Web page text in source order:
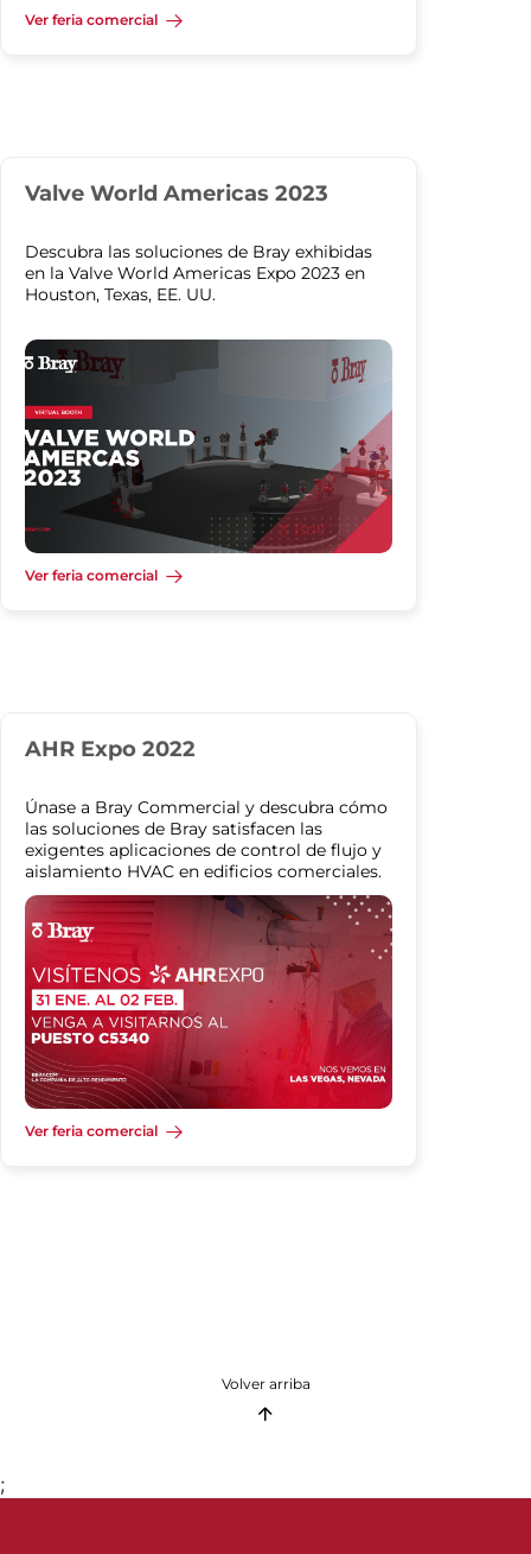
Ver feria comercial
Valve World Americas 2023
Descubra las soluciones de Bray exhibidas
en la Valve World Americas Expo 2023 en
Houston, Texas, EE. UU.
Ver feria comercial
AHR Expo 2022
Únase a Bray Commercial y descubra cómo
las soluciones de Bray satisfacen las
exigentes aplicaciones de control de flujo y
aislamiento HVAC en edificios comerciales.
Ver feria comercial
Volver arriba
;